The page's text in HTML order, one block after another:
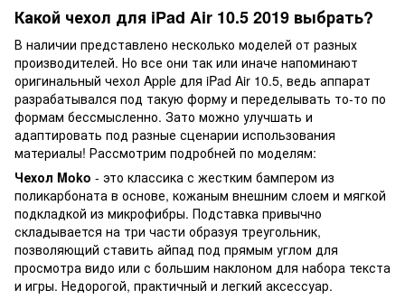
Какой чехол для iPad Air 10.5 2019 выбрать?
В наличии представлено несколько моделей от разных
производителей. Но все они так или иначе напоминают
оригинальный чехол Apple для iPad Air 10.5, ведь аппарат
разрабатывался под такую форму и переделывать то-то по
формам бессмысленно. Зато можно улучшать и
адаптировать под разные сценарии использования
материалы! Рассмотрим подробней по моделям:
Чехол Moko - это классика с жестким бампером из
поликарбоната в основе, кожаным внешним слоем и мягкой
подкладкой из микрофибры. Подставка привычно
складывается на три части образуя треугольник,
позволяющий ставить айпад под прямым углом для
просмотра видо или с большим наклоном для набора текста
и игры. Недорогой, практичный и легкий аксессуар.